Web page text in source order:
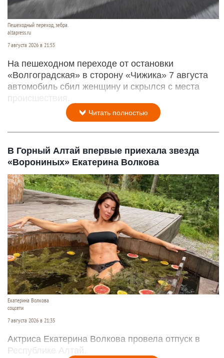
Пешеходный переход, зебра.
altapress.ru
7 августа 2026 в 21:55
На пешеходном переходе от остановки
«Волгоградская» в сторону «Чижика» 7 августа
автомобиль сбил женщину и скрылся с места
происшествия.
Читать полностью
В Горный Алтай впервые приехала звезда
«Ворониных» Екатерина Волкова
Екатерина Волкова
соцсети
7 августа 2026 в 21:35
Актриса Екатерина Волкова провела отпуск в
Республике Алтай.